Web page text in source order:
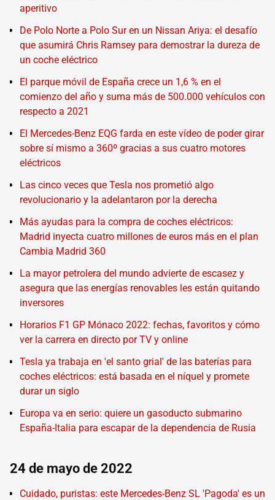
aperitivo
De Polo Norte a Polo Sur en un Nissan Ariya: el desafío
que asumirá Chris Ramsey para demostrar la dureza de
un coche eléctrico
El parque móvil de España crece un 1,6 % en el
comienzo del año y suma más de 500.000 vehículos con
respecto a 2021
El Mercedes-Benz EQG farda en este vídeo de poder girar
sobre sí mismo a 360º gracias a sus cuatro motores
eléctricos
Las cinco veces que Tesla nos prometió algo
revolucionario y la adelantaron por la derecha
Más ayudas para la compra de coches eléctricos:
Madrid inyecta cuatro millones de euros más en el plan
Cambia Madrid 360
La mayor petrolera del mundo advierte de escasez y
asegura que las energías renovables les están quitando
inversores
Horarios F1 GP Mónaco 2022: fechas, favoritos y cómo
ver la carrera en directo por TV y online
Tesla ya trabaja en 'el santo grial' de las baterías para
coches eléctricos: está basada en el níquel y promete
durar un siglo
Europa va en serio: quiere un gasoducto submarino
España-Italia para escapar de la dependencia de Rusia
24 de mayo de 2022
Cuidado, puristas: este Mercedes-Benz SL 'Pagoda' es un